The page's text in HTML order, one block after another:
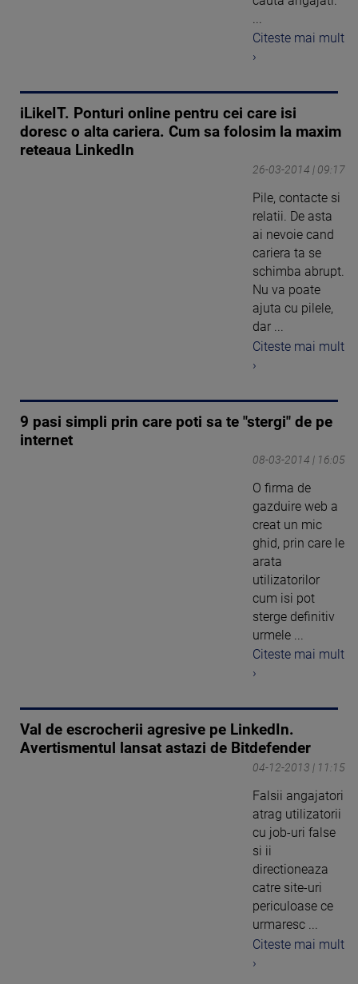
Citeste mai mult
›
iLikeIT. Ponturi online pentru cei care isi
doresc o alta cariera. Cum sa folosim la maxim
reteaua LinkedIn
26-03-2014 | 09:17
Pile, contacte si
relatii. De asta
ai nevoie cand
cariera ta se
schimba abrupt.
Nu va poate
ajuta cu pilele,
dar ...
Citeste mai mult
›
9 pasi simpli prin care poti sa te "stergi" de pe
internet
08-03-2014 | 16:05
O firma de
gazduire web a
creat un mic
ghid, prin care le
arata
utilizatorilor
cum isi pot
sterge definitiv
urmele ...
Citeste mai mult
›
Val de escrocherii agresive pe LinkedIn.
Avertismentul lansat astazi de Bitdefender
04-12-2013 | 11:15
Falsii angajatori
atrag utilizatorii
cu job-uri false
si ii
directioneaza
catre site-uri
periculoase ce
urmaresc ...
Citeste mai mult
›